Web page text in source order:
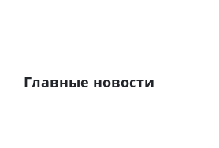
Главные новости